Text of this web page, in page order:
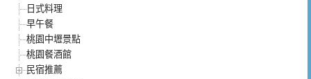
日式料理
早午餐
桃園中壢景點
桃園餐酒館
民宿推薦